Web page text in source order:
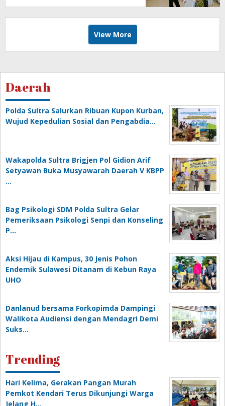
View More
Daerah
Polda Sultra Salurkan Ribuan Kupon Kurban,
Wujud Kepedulian Sosial dan Pengabdia…
Wakapolda Sultra Brigjen Pol Gidion Arif
Setyawan Buka Musyawarah Daerah V KBPP
…
Bag Psikologi SDM Polda Sultra Gelar
Pemeriksaan Psikologi Senpi dan Konseling
P…
‎Aksi Hijau di Kampus, 30 Jenis Pohon
Endemik Sulawesi Ditanam di Kebun Raya
UHO
Danlanud bersama Forkopimda Dampingi
Walikota Audiensi dengan Mendagri Demi
Suks…
Trending
Hari Kelima, Gerakan Pangan Murah
Pemkot Kendari Terus Dikunjungi Warga
Jelang H…